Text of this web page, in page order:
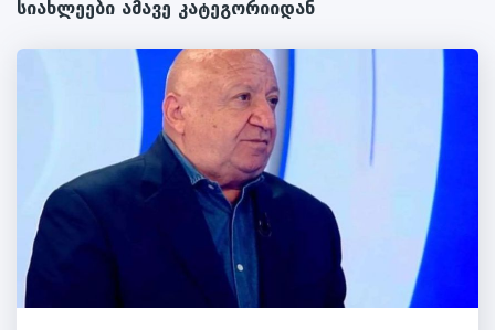
სიახლეები ამავე კატეგორიიდან